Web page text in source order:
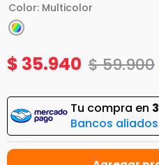
Color: Multicolor
$ 35.940 $59.900
Tu compra en 3
Bancos aliados